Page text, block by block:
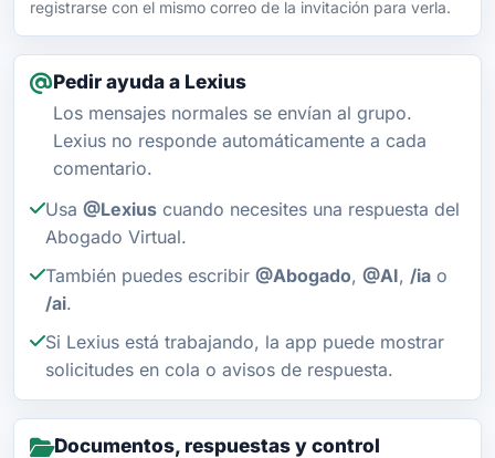
registrarse con el mismo correo de la invitación para verla.
Pedir ayuda a Lexius
Los mensajes normales se envían al grupo.
Lexius no responde automáticamente a cada
comentario.
Usa @Lexius cuando necesites una respuesta del
Abogado Virtual.
También puedes escribir @Abogado, @AI, /ia o
/ai.
Si Lexius está trabajando, la app puede mostrar
solicitudes en cola o avisos de respuesta.
Documentos, respuestas y control